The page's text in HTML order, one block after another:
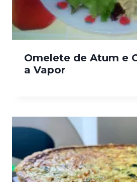
Omelete de Atum e
a Vapor